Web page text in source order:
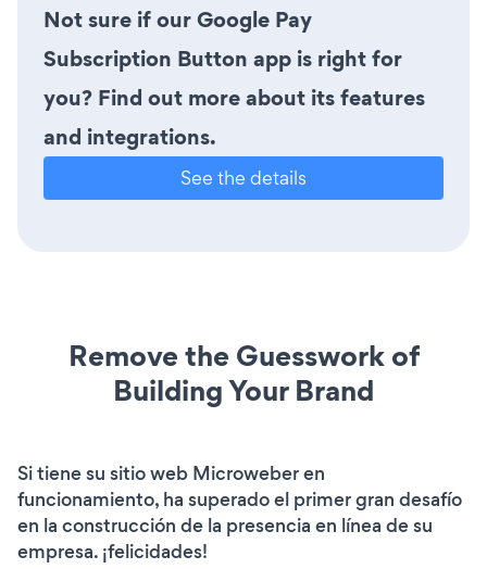
Not sure if our Google Pay
Subscription Button app is right for
you? Find out more about its features
and integrations.
See the details
Remove the Guesswork of
Building Your Brand
Si tiene su sitio web Microweber en
funcionamiento, ha superado el primer gran desafío
en la construcción de la presencia en línea de su
empresa. ¡felicidades!